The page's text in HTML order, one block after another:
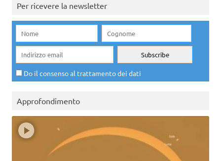
Per ricevere la newsletter
Do il consenso al trattamento dei dati
Approfondimento